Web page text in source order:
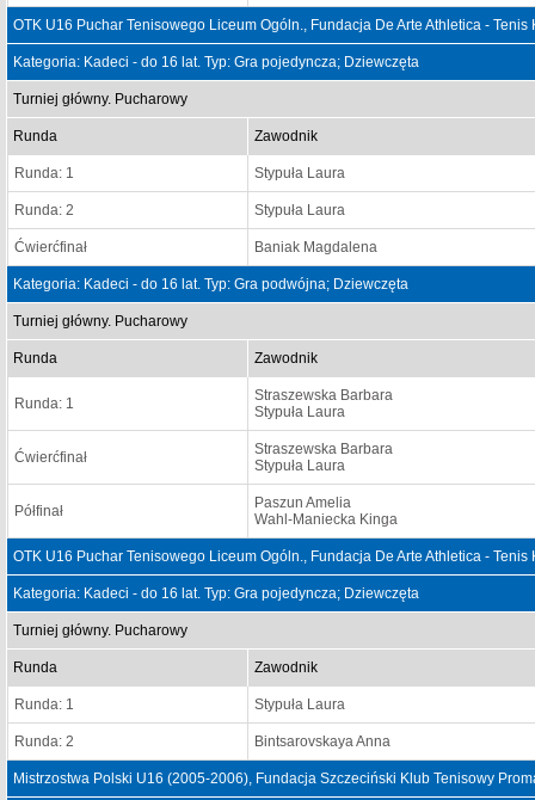
OTK U16 Puchar Tenisowego Liceum Ogóln., Fundacja De Arte Athletica -
Kategoria: Kadeci - do 16 lat. Typ: Gra pojedyncza; Dziewczęta
Turniej główny. Pucharowy
Runda Zawodnik
Runda: 1 Stypuła Laura
Runda: 2 Stypuła Laura
Ćwierćfinał Baniak Magdalena
Kategoria: Kadeci - do 16 lat. Typ: Gra podwójna; Dziewczęta
Turniej główny. Pucharowy
Runda Zawodnik
Runda: 1
Straszewska Barbara
Stypuła Laura
Ćwierćfinał
Straszewska Barbara
Stypuła Laura
Półfinał
Paszun Amelia
Wahl-Maniecka Kinga
OTK U16 Puchar Tenisowego Liceum Ogóln., Fundacja De Arte Athletica -
Kategoria: Kadeci - do 16 lat. Typ: Gra pojedyncza; Dziewczęta
Turniej główny. Pucharowy
Runda Zawodnik
Runda: 1 Stypuła Laura
Runda: 2 Bintsarovskaya Anna
Mistrzostwa Polski U16 (2005-2006), Fundacja Szczeciński Klub Tenisowy